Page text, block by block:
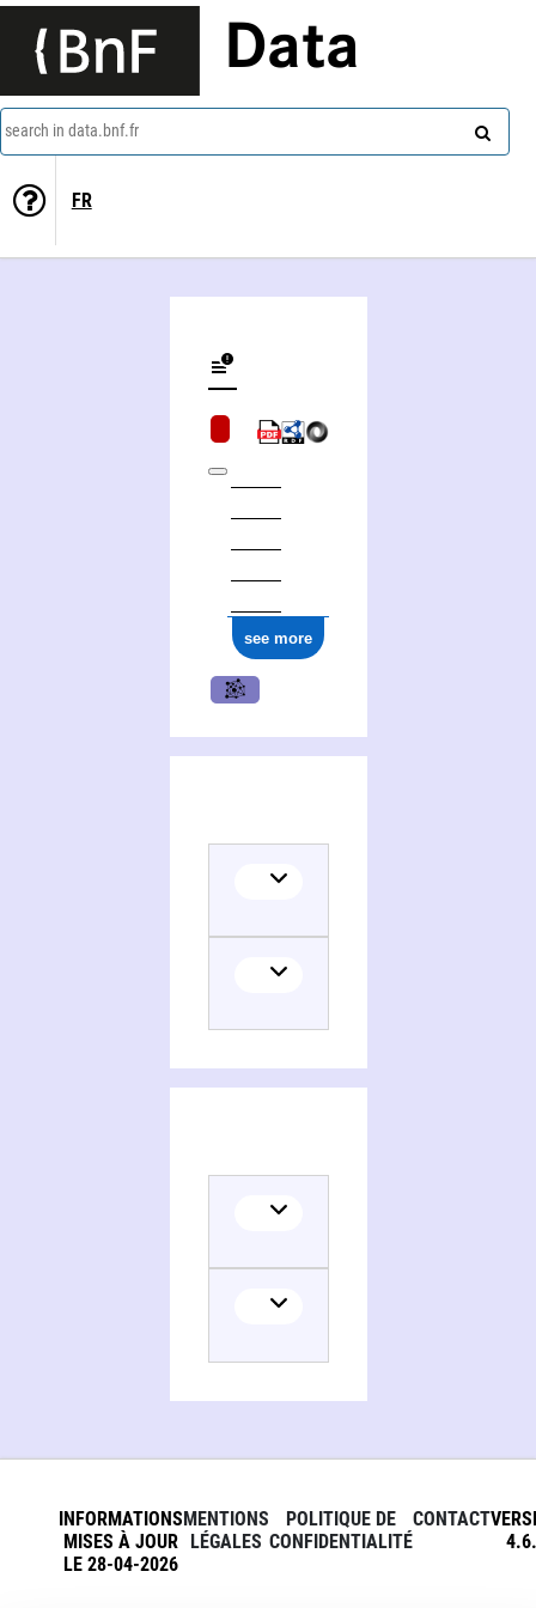
Data
search in data.bnf.fr
FR
see more
INFORMATIONS
MISES À JOUR
LE 28-04-2026
MENTIONS
LÉGALES
POLITIQUE DE
CONFIDENTIALITÉ
CONTACT